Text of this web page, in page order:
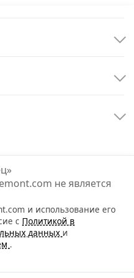
4
не является
и использование его
с Политикой в
данных и
.